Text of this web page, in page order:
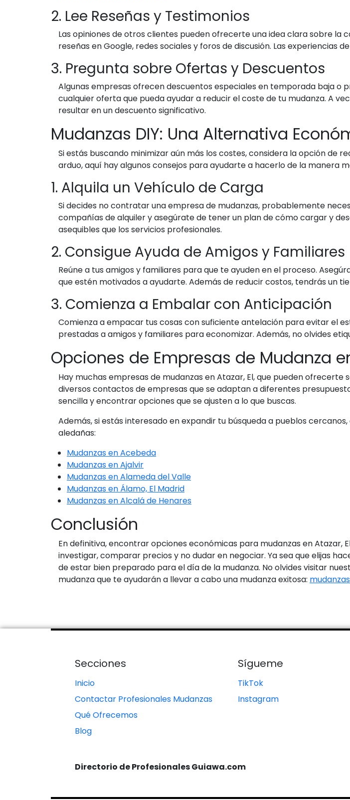
2. Lee Reseñas y Testimonios
Las opiniones de otros clientes pueden ofrecerte una idea clara sobre la
reseñas en Google, redes sociales y foros de discusión. Las experiencias
3. Pregunta sobre Ofertas y Descuentos
Algunas empresas ofrecen descuentos especiales en temporada baja o
cualquier oferta que pueda ayudar a reducir el coste de tu mudanza. A
resultar en un descuento significativo.
Mudanzas DIY: Una Alternativa
Si estás buscando minimizar aún más los costes, considera la opción de
arduo, aquí hay algunos consejos para ayudarte a hacerlo de la manera
1. Alquila un Vehículo de Carga
Si decides no contratar una empresa de mudanzas, probablemente
compañías de alquiler y asegúrate de tener un plan de cómo cargar y
asequibles que los servicios profesionales.
2. Consigue Ayuda de Amigos y Familiares
Reúne a tus amigos y familiares para que te ayuden en el proceso.
que estén motivados a ayudarte. Además de reducir costos, tendrás un
3. Comienza a Embalar con Anticipación
Comienza a empacar tus cosas con suficiente antelación para evitar el
prestadas a amigos y familiares para economizar. Además, no olvides
Opciones de Empresas de Mudanza
Hay muchas empresas de mudanzas en Atazar, El, que pueden
diversos contactos de empresas que se adaptan a diferentes
sencilla y encontrar opciones que se ajusten a lo que buscas.
Además, si estás interesado en expandir tu búsqueda a pueblos
aledañas:
Mudanzas en Acebeda
Mudanzas en Ajalvir
Mudanzas en Alameda del Valle
Mudanzas en Álamo, El Madrid
Mudanzas en Alcalá de Henares
Conclusión
En definitiva, encontrar opciones económicas para mudanzas en Atazar,
investigar, comparar precios y no dudar en negociar. Ya sea que elijas
de estar bien preparado para el día de la mudanza. No olvides visitar
mudanza que te ayudarán a llevar a cabo una mudanza exitosa:
Secciones
Inicio
Contactar Profesionales Mudanzas
Qué Ofrecemos
Blog
Sígueme
TikTok
Instagram
Directorio de Profesionales Guiawa.com